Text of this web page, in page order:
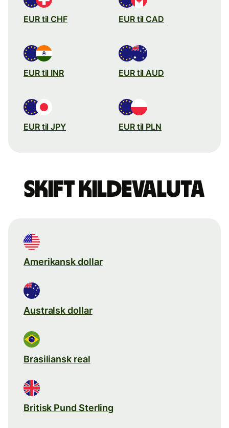
EUR til CHF EUR til CAD
EUR til INR EUR til AUD
EUR til JPY EUR til PLN
Skift kildevaluta
Amerikansk dollar
Australsk dollar
Brasiliansk real
Britisk Pund Sterling